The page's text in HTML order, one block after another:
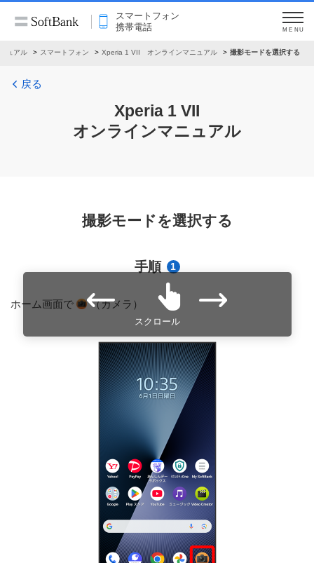
スマートフォン
携帯電話
MENU
ュアル スマートフォン Xperia 1 VII オンラインマニュアル 撮影モードを選択する
戻る
Xperia 1 VII
オンラインマニュアル
撮影モードを選択する
手順 1
ホーム画面で （カメラ）
スクロール